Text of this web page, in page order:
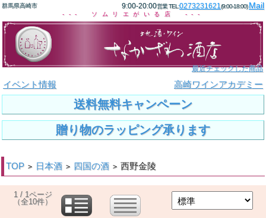
群馬県高崎市 9:00-20:00営業 TEL:0273231621(9:00-18:00)Mail
--- ソムリエがいる店 ---
最近チェックした商品
イベント情報 高崎ワインアカデミー
送料無料キャンペーン
贈り物のラッピング承ります
TOP > 日本酒 > 四国の酒 > 西野金陵
1 / 1ページ
（全10件）